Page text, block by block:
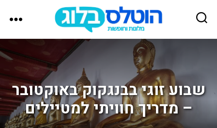
הוטלס
שבוע זוגי בבנגקוק באוקטובר
– מדריך חוויתי למטיילים